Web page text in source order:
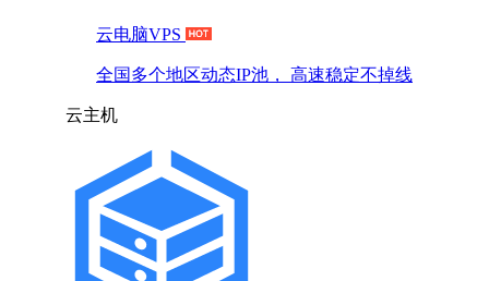
云电脑VPS
全国多个地区动态IP池， 高速稳定不掉线
云主机